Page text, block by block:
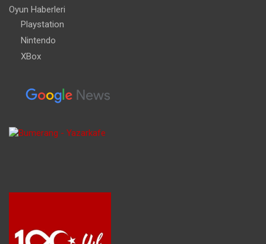
Oyun Haberleri
Playstation
Nintendo
XBox